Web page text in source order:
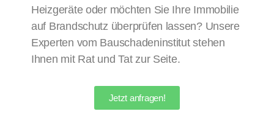
Heizgeräte oder möchten Sie Ihre Immobilie
auf Brandschutz überprüfen lassen? Unsere
Experten vom Bauschadeninstitut stehen
Ihnen mit Rat und Tat zur Seite.
Jetzt anfragen!